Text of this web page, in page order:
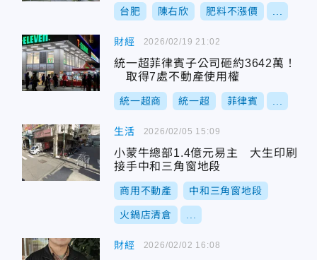
台肥 陳右欣 肥料不漲價
財經
統一超菲律賓子公司砸約3642萬！
取得7處不動產使用權
統一超商 統一超 菲律賓
2026/02/19 21:02
生活
小蒙牛總部1.4億元易主 大生印刷
接手中和三角窗地段
商用不動產 中和三角窗地段
火鍋店清倉
2026/02/05 15:09
財經 2026/02/02 16:08